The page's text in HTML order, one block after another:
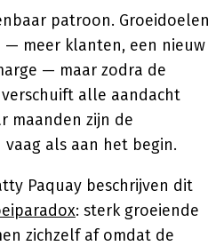
patroon. Groeidoelen
meer klanten, een nieuw
— maar zodra de
alle aandacht
maanden zijn de
als aan het begin.
Paquay beschrijven dit
: sterk groeiende
zichzelf af omdat de